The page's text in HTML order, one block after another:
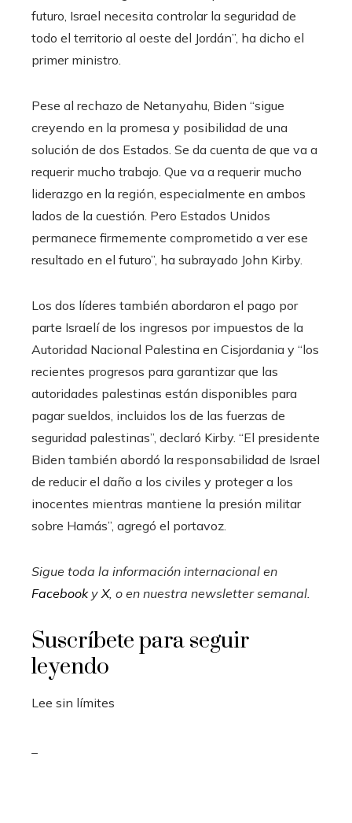
futuro, Israel necesita controlar la seguridad de
todo el territorio al oeste del Jordán”, ha dicho el
primer ministro.
Pese al rechazo de Netanyahu, Biden “sigue
creyendo en la promesa y posibilidad de una
solución de dos Estados. Se da cuenta de que va a
requerir mucho trabajo. Que va a requerir mucho
liderazgo en la región, especialmente en ambos
lados de la cuestión. Pero Estados Unidos
permanece firmemente comprometido a ver ese
resultado en el futuro”, ha subrayado John Kirby.
Los dos líderes también abordaron el pago por
parte Israelí de los ingresos por impuestos de la
Autoridad Nacional Palestina en Cisjordania y “los
recientes progresos para garantizar que las
autoridades palestinas están disponibles para
pagar sueldos, incluidos los de las fuerzas de
seguridad palestinas”, declaró Kirby. “El presidente
Biden también abordó la responsabilidad de Israel
de reducir el daño a los civiles y proteger a los
inocentes mientras mantiene la presión militar
sobre Hamás”, agregó el portavoz.
Sigue toda la información internacional en
FacebookyX, o en nuestra newsletter semanal.
Suscríbete para seguir
leyendo
Lee sin límites